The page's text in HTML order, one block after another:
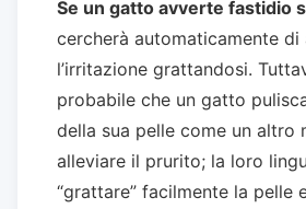
Se un gatto avverte fastidio
cercherà automaticamente di
l’irritazione grattandosi.
probabile che un gatto
della sua pelle come un altro
alleviare il prurito; la loro
“grattare” facilmente la pelle